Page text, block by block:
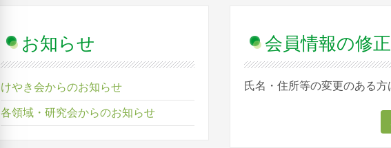
お知らせ
けやき会からのお知らせ
各領域・研究会からのお知らせ
会員情報の修正
氏名・住所等の変更のある方